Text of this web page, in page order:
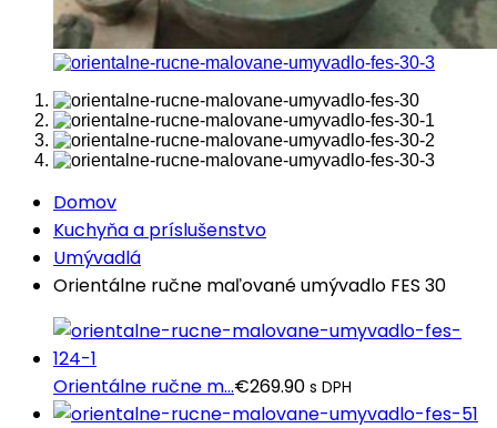
Domov
Kuchyňa a príslušenstvo
Umývadlá
Orientálne ručne maľované umývadlo FES 30
Orientálne ručne m...€269.90 s DPH